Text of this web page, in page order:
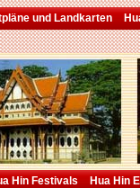
und Landkarten
Hin Festivals Hua Hin